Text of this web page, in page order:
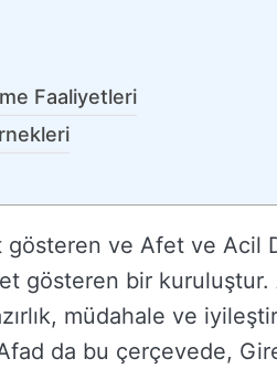
Faaliyetleri
ve Afet ve Acil
gösteren bir kuruluştur.
müdahale ve
da bu çerçevede,